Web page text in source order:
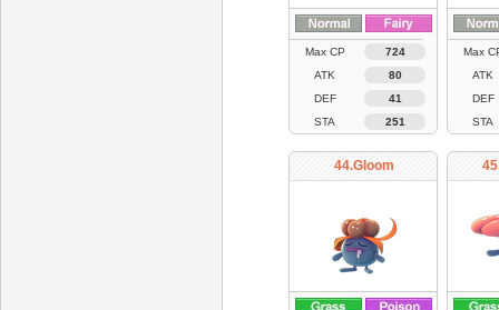
Max CP
724
ATK
80
DEF
41
STA
251
Max
ATK
DEF
STA
44.Gloom